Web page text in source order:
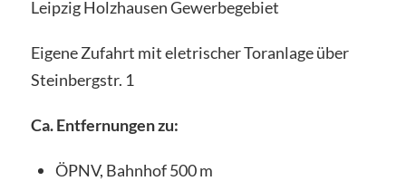
Leipzig Holzhausen Gewerbegebiet
Eigene Zufahrt mit eletrischer Toranlage über
Steinbergstr. 1
Ca. Entfernungen zu:
ÖPNV, Bahnhof 500 m